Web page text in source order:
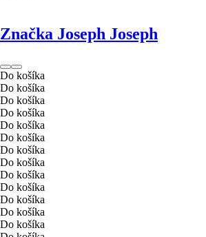
Značka Joseph Joseph
Do košíka
Do košíka
Do košíka
Do košíka
Do košíka
Do košíka
Do košíka
Do košíka
Do košíka
Do košíka
Do košíka
Do košíka
Do košíka